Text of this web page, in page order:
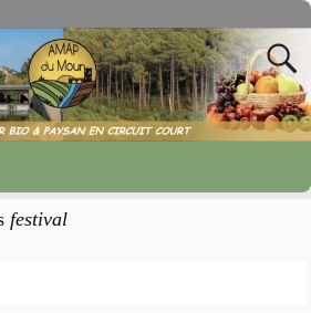
festival